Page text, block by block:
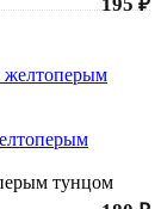
тунцом